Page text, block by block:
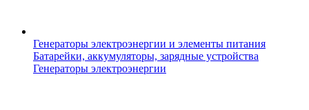
Генераторы электроэнергии и элементы питания
Батарейки, аккумуляторы, зарядные устройства
Генераторы электроэнергии